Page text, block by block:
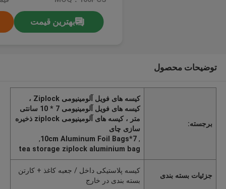
بهترین قیمت
توضیحات محصول
برجسته:
کیسه های فویل آلومینیومی Ziplock ،
کیسه های فویل آلومینیومی 7 * 10 سانتی
متر ، کیسه های آلومینیومی ziplock ذخیره
سازی چای
,
7*10cm Aluminum Foil Bags
,
tea storage ziplock aluminium bag
جزئیات بسته بندی
کیسه پلاستیکی داخل / جعبه کاغذ + کارتن
بسته بندی در خارج